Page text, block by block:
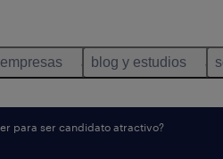
blog y estudios
para ser candidato atractivo?